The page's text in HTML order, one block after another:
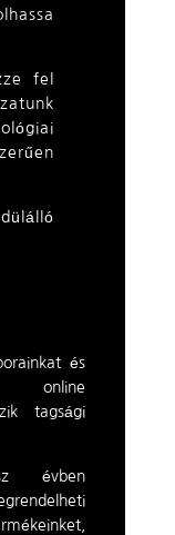
fel
és
online
tagsági
évben